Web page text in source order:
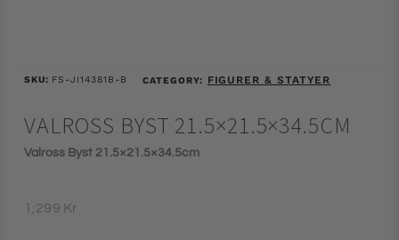
SKU: FS-JI14381B-B CATEGORY: FIGURER & STATYER
VALROSS BYST 21.5×21.5×34.5CM
Valross Byst 21.5×21.5×34.5cm
1,299 Kr